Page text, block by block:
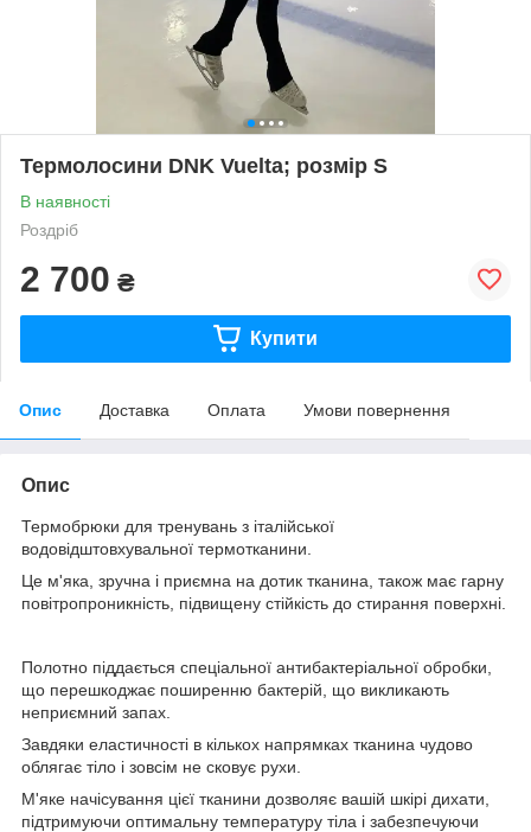
Термолосини DNK Vuelta; розмір S
В наявності
Роздріб
2 700 ₴
Купити
Опис Доставка Оплата Умови повернення
Опис
Термобрюки для тренувань з італійської
водовідштовхувальної термотканини.
Це м'яка, зручна і приємна на дотик тканина, також має гарну
повітропроникність, підвищену стійкість до стирання поверхні.
Полотно піддається спеціальної антибактеріальної обробки,
що перешкоджає поширенню бактерій, що викликають
неприємний запах.
Завдяки еластичності в кількох напрямках тканина чудово
облягає тіло і зовсім не сковує рухи.
М'яке начісування цієї тканини дозволяє вашій шкірі дихати,
підтримуючи оптимальну температуру тіла і забезпечуючи